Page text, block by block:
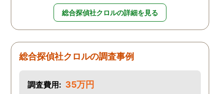
総合探偵社クロルの詳細を見る
総合探偵社クロルの調査事例
調査費用: 35万円